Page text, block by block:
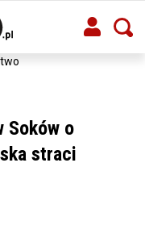
Soków o
straci